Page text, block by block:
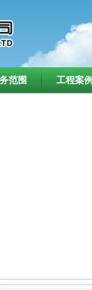
范围 工程案例